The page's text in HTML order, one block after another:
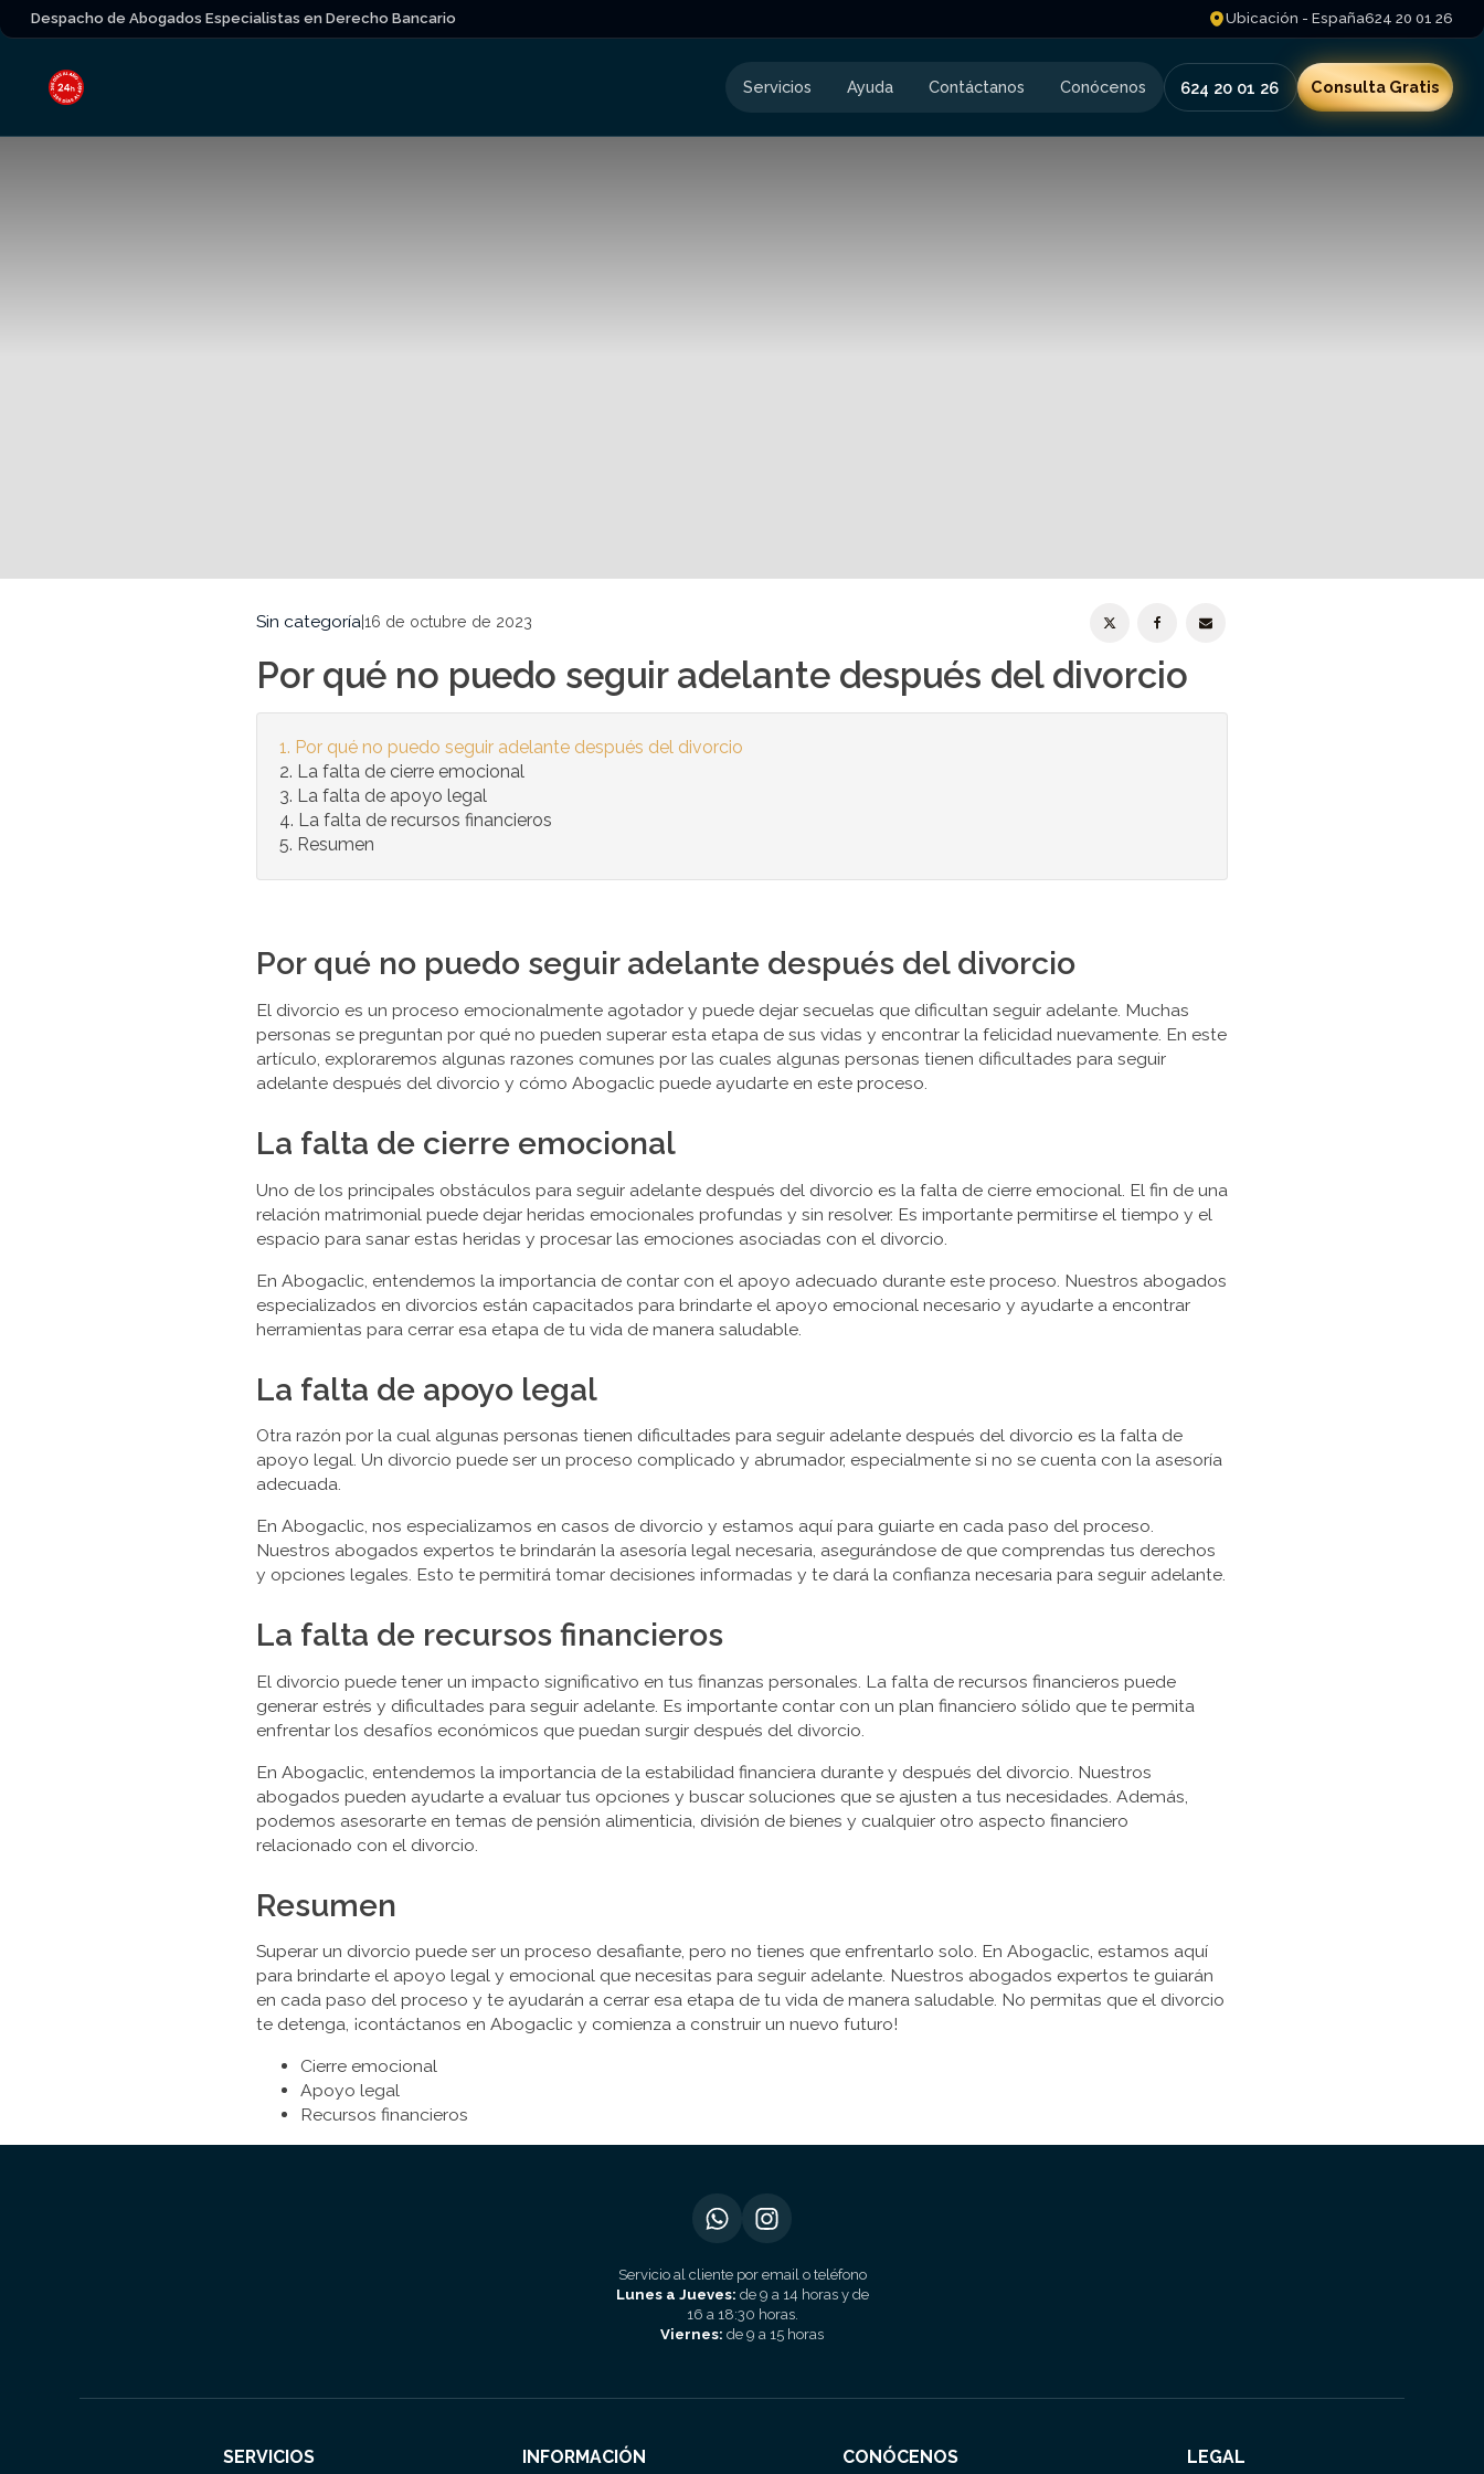
Despacho de Abogados Especialistas en Derecho Bancario Ubicación - España624 20 01 26
Servicios Ayuda Contáctanos Conócenos 624 20 01 26 Consulta Gratis
Sin categoría16 de octubre de 2023
Por qué no puedo seguir adelante después del divorcio
Por qué no puedo seguir adelante después del divorcio
La falta de cierre emocional
La falta de apoyo legal
La falta de recursos financieros
Resumen
Por qué no puedo seguir adelante después del divorcio
El divorcio es un proceso emocionalmente agotador y puede dejar secuelas que dificultan seguir adelante. Muchas
personas se preguntan por qué no pueden superar esta etapa de sus vidas y encontrar la felicidad nuevamente. En este
artículo, exploraremos algunas razones comunes por las cuales algunas personas tienen dificultades para seguir
adelante después del divorcio y cómo Abogaclic puede ayudarte en este proceso.
La falta de cierre emocional
Uno de los principales obstáculos para seguir adelante después del divorcio es la falta de cierre emocional. El fin de una
relación matrimonial puede dejar heridas emocionales profundas y sin resolver. Es importante permitirse el tiempo y el
espacio para sanar estas heridas y procesar las emociones asociadas con el divorcio.
En Abogaclic, entendemos la importancia de contar con el apoyo adecuado durante este proceso. Nuestros abogados
especializados en divorcios están capacitados para brindarte el apoyo emocional necesario y ayudarte a encontrar
herramientas para cerrar esa etapa de tu vida de manera saludable.
La falta de apoyo legal
Otra razón por la cual algunas personas tienen dificultades para seguir adelante después del divorcio es la falta de
apoyo legal. Un divorcio puede ser un proceso complicado y abrumador, especialmente si no se cuenta con la asesoría
adecuada.
En Abogaclic, nos especializamos en casos de divorcio y estamos aquí para guiarte en cada paso del proceso.
Nuestros abogados expertos te brindarán la asesoría legal necesaria, asegurándose de que comprendas tus derechos
y opciones legales. Esto te permitirá tomar decisiones informadas y te dará la confianza necesaria para seguir adelante.
La falta de recursos financieros
El divorcio puede tener un impacto significativo en tus finanzas personales. La falta de recursos financieros puede
generar estrés y dificultades para seguir adelante. Es importante contar con un plan financiero sólido que te permita
enfrentar los desafíos económicos que puedan surgir después del divorcio.
En Abogaclic, entendemos la importancia de la estabilidad financiera durante y después del divorcio. Nuestros
abogados pueden ayudarte a evaluar tus opciones y buscar soluciones que se ajusten a tus necesidades. Además,
podemos asesorarte en temas de pensión alimenticia, división de bienes y cualquier otro aspecto financiero
relacionado con el divorcio.
Resumen
Superar un divorcio puede ser un proceso desafiante, pero no tienes que enfrentarlo solo. En Abogaclic, estamos aquí
para brindarte el apoyo legal y emocional que necesitas para seguir adelante. Nuestros abogados expertos te guiarán
en cada paso del proceso y te ayudarán a cerrar esa etapa de tu vida de manera saludable. No permitas que el divorcio
te detenga, ¡contáctanos en Abogaclic y comienza a construir un nuevo futuro!
Cierre emocional
Apoyo legal
Recursos financieros
Servicio al cliente por email o teléfono
Lunes a Jueves: de 9 a 14 horas y de
16 a 18:30 horas.
Viernes: de 9 a 15 horas
SERVICIOS INFORMACIÓN CONÓCENOS LEGAL